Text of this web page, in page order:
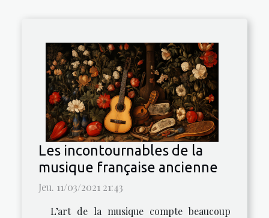
Les incontournables de la
musique française ancienne
Jeu. 11/03/2021 21:43
L’art de la musique compte beaucoup